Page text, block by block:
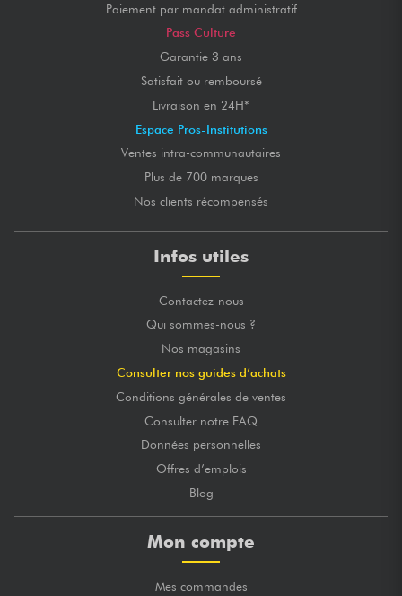
Paiement par mandat administratif
Pass Culture
Garantie 3 ans
Satisfait ou remboursé
Livraison en 24H*
Espace Pros-Institutions
Ventes intra-communautaires
Plus de 700 marques
Nos clients récompensés
Infos utiles
Contactez-nous
Qui sommes-nous ?
Nos magasins
Consulter nos guides d’achats
Conditions générales de ventes
Consulter notre FAQ
Données personnelles
Offres d’emplois
Blog
Mon compte
Mes commandes